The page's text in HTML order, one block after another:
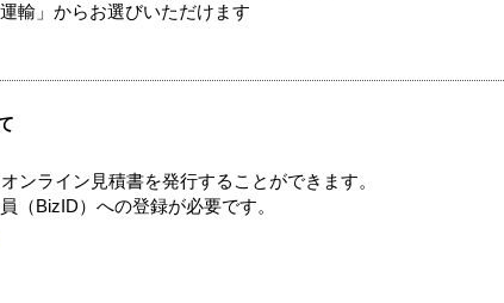
輸」からお選びいただけます
ンライン見積書を発行することができます。
（BizID）への登録が必要です。